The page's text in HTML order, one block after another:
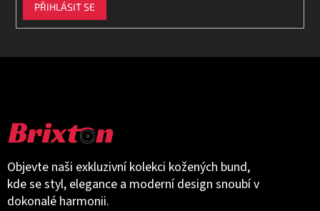
Objevte naši exkluzivní kolekci kožených bund,
kde se styl, elegance a moderní design snoubí v
dokonalé harmonii.
PŘIHLÁSIT SE